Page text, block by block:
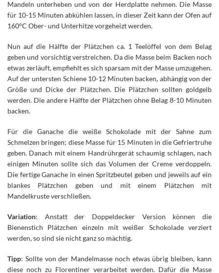
Mandeln unterheben und von der Herdplatte nehmen. Die Masse
für 10-15 Minuten abkühlen lassen, in dieser Zeit kann der Ofen auf
160°C Ober- und Unterhitze vorgeheizt werden.
Nun auf die Hälfte der Plätzchen ca. 1 Teelöffel von dem Belag
geben und vorsichtig verstreichen. Da die Masse beim Backen noch
etwas zerläuft, empfiehlt es sich sparsam mit der Masse umzugehen.
Auf der untersten Schiene 10-12 Minuten backen, abhängig von der
Größe und Dicke der Plätzchen. Die Plätzchen sollten goldgelb
werden. Die andere Hälfte der Plätzchen ohne Belag 8-10 Minuten
backen.
Für die Ganache die weiße Schokolade mit der Sahne zum
Schmelzen bringen; diese Masse für 15 Minuten in die Gefriertruhe
geben. Danach mit einem Handrührgerät schaumig schlagen, nach
einigen Minuten sollte sich das Volumen der Creme verdoppeln.
Die fertige Ganache in einen Spritzbeutel geben und jeweils auf ein
blankes Plätzchen geben und mit einem Plätzchen mit
Mandelkruste verschließen.
Variation: Anstatt der Doppeldecker Version können die
Bienenstich Plätzchen einzeln mit weißer Schokolade verziert
werden, so sind sie nicht ganz so mächtig.
Tipp: Sollte von der Mandelmasse noch etwas übrig bleiben, kann
diese noch zu Florentiner verarbeitet werden. Dafür die Masse